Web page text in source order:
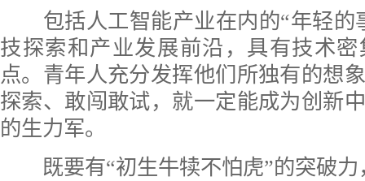
包括人工智能产业在内的“年轻的
技探索和产业发展前沿，具有技术
点。青年人充分发挥他们所独有的想
探索、敢闯敢试，就一定能成为创新
的生力军。
既要有“初生牛犊不怕虎”的突破力